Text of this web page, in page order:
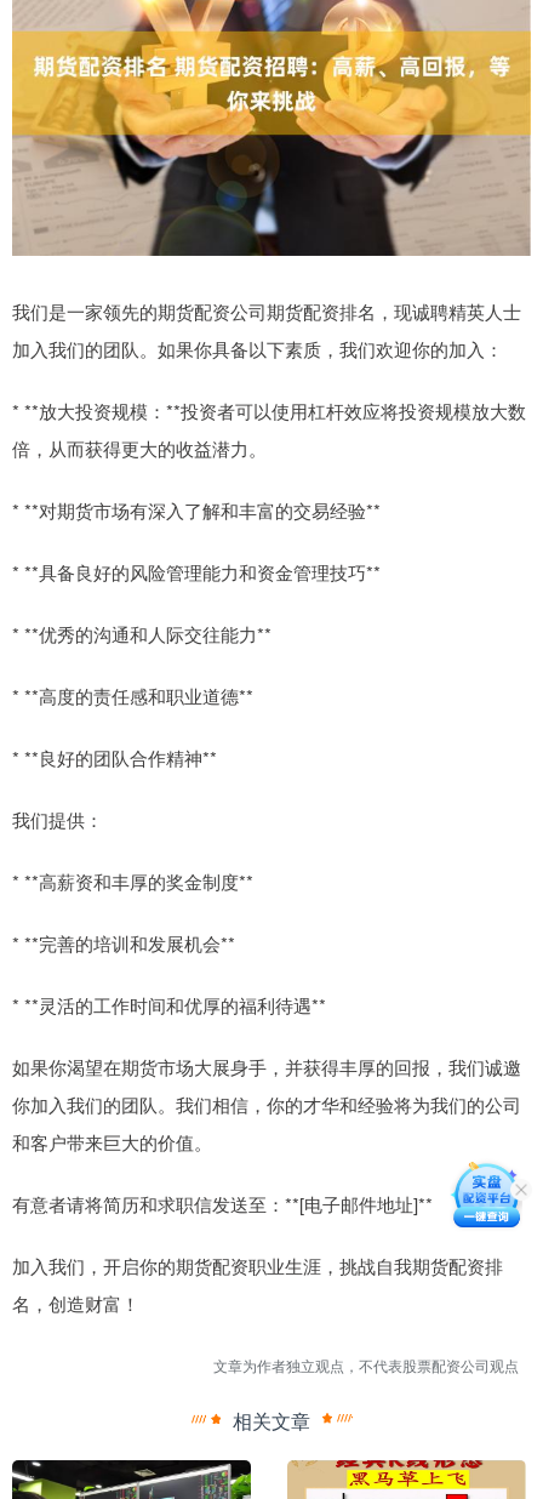
我们是一家领先的期货配资公司期货配资排名，现诚聘精英人士
加入我们的团队。如果你具备以下素质，我们欢迎你的加入：
* **放大投资规模：**投资者可以使用杠杆效应将投资规模放大数
倍，从而获得更大的收益潜力。
* **对期货市场有深入了解和丰富的交易经验**
* **具备良好的风险管理能力和资金管理技巧**
* **优秀的沟通和人际交往能力**
* **高度的责任感和职业道德**
* **良好的团队合作精神**
我们提供：
* **高薪资和丰厚的奖金制度**
* **完善的培训和发展机会**
* **灵活的工作时间和优厚的福利待遇**
如果你渴望在期货市场大展身手，并获得丰厚的回报，我们诚邀
你加入我们的团队。我们相信，你的才华和经验将为我们的公司
和客户带来巨大的价值。
有意者请将简历和求职信发送至：**[电子邮件地址]**
加入我们，开启你的期货配资职业生涯，挑战自我期货配资排
名，创造财富！
文章为作者独立观点，不代表股票配资公司观点
相关文章